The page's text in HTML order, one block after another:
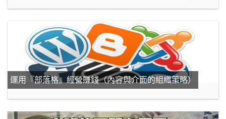
運用『部落格』經營賺錢（內容與介面的組織策略）